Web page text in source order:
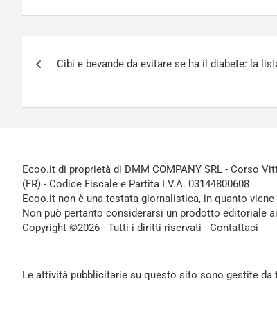
Cibi e bevande da evitare se ha il diabete: la
Ecoo.it di proprietà di DMM COMPANY SRL - Corso
(FR) - Codice Fiscale e Partita I.V.A. 03144800608
Ecoo.it non è una testata giornalistica, in quanto
Non può pertanto considerarsi un prodotto editoriale
Copyright ©2026 - Tutti i diritti riservati - Contattaci
Le attività pubblicitarie su questo sito sono gestite da